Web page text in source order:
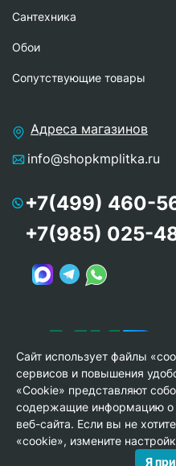
Сантехника
Обои
Сопутствующие товары
Адреса магазинов
info@shopkmplitka.ru
+7(499) 460-
+7(985) 025-
© Copyright 2013-2026
Сайт использует файлы
сервисов и повышения
«Cookie» представляют
содержащие информацию
веб-сайта. Если вы не
«cookie», измените
Я